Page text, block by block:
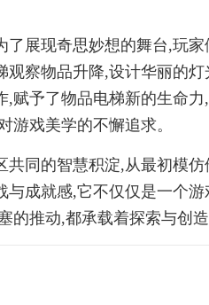
了展现奇思妙想的舞台,玩
察物品升降,设计华丽的
赋予了物品电梯新的生命
游戏美学的不懈追求。
共同的智慧积淀,从最初模
成就感,它不仅仅是一个
推动,都承载着探索与创造